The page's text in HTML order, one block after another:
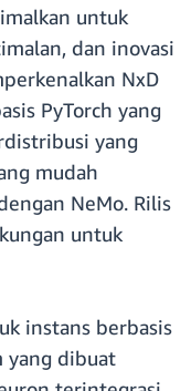
untuk
dan inovasi
NxD
PyTorch yang
yang
mudah
NeMo. Rilis
untuk
instans berbasis
yang dibuat